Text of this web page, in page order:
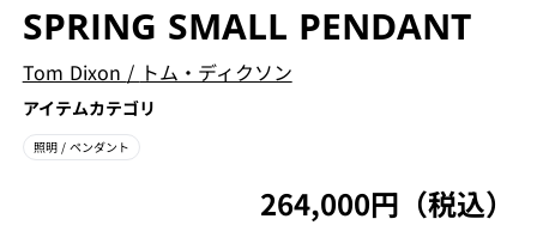
SPRING SMALL PENDANT
Tom Dixon / トム・ディクソン
アイテムカテゴリ
照明 / ペンダント
264,000円（税込）